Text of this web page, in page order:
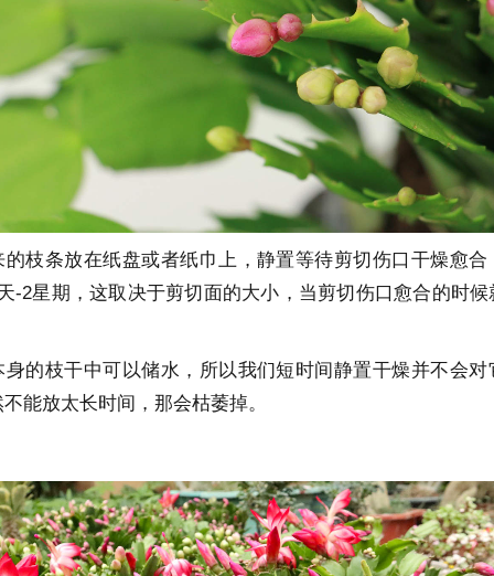
的枝条放在纸盘或者纸巾上，静置等待剪切伤口干燥愈合
-2星期，这取决于剪切面的大小，当剪切伤口愈合的时候
身的枝干中可以储水，所以我们短时间静置干燥并不会对
能放太长时间，那会枯萎掉。